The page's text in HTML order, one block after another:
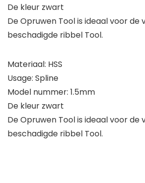
De kleur zwart
De Opruwen Tool is ideaal voor de
beschadigde ribbel Tool.
Materiaal: HSS
Usage: Spline
Model nummer: 1.5mm
De kleur zwart
De Opruwen Tool is ideaal voor de
beschadigde ribbel Tool.